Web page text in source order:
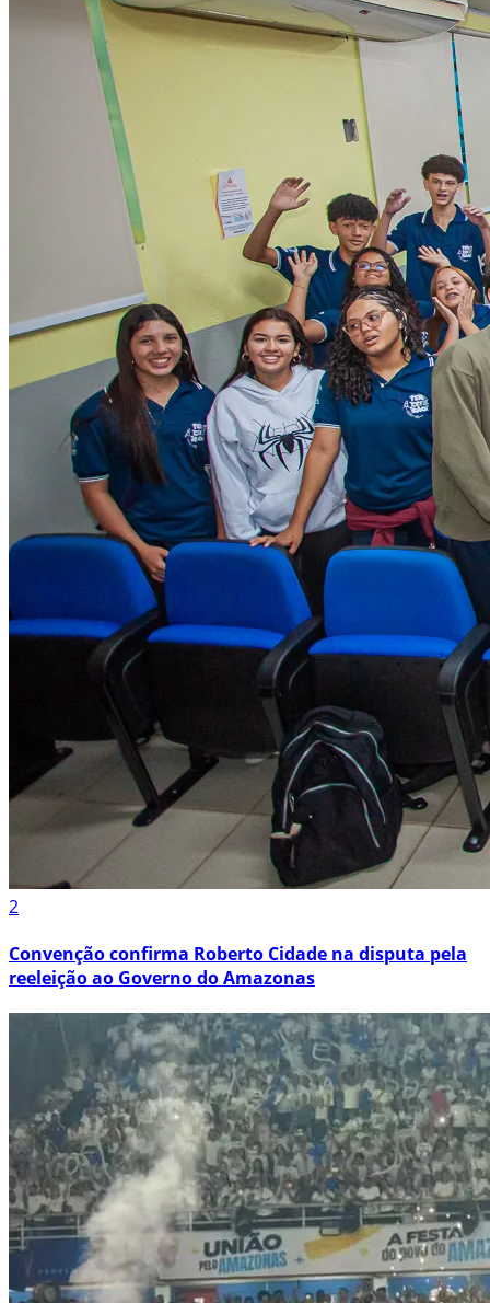
2
Convenção confirma Roberto Cidade na disputa pela
reeleição ao Governo do Amazonas